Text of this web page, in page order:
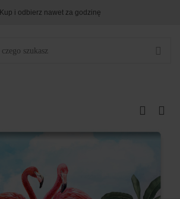
Kup i odbierz nawet za godzinę